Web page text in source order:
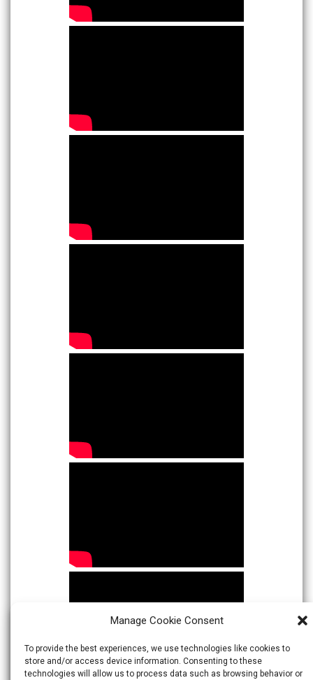
Manage Cookie Consent
To provide the best experiences, we use technologies like cookies to
store and/or access device information. Consenting to these
technologies will allow us to process data such as browsing behavior or